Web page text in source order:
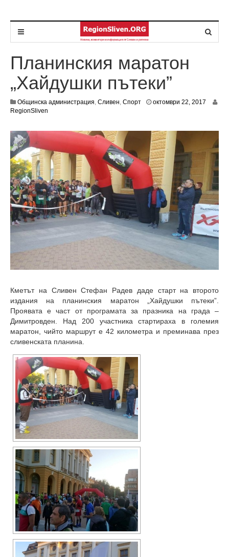
Планинския маратон
„Хайдушки пътеки”
Общинска администрация, Сливен, Спорт октомври 22, 2017
2
0
1
7
RegionSliven
Кметът на Сливен Стефан Радев даде старт на второто
издания на планинския маратон „Хайдушки пътеки”
Проявата е част от програмата за празника на града –
Димитровден. Над 200 участника стартираха в големия
маратон, чийто маршрут е 42 километра и преминава през
сливенската планина.